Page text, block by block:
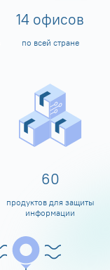
14 офисов
по всей стране
60
продуктов для защиты
информации